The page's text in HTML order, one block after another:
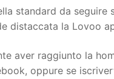
standard da
distaccata la Lovoo
aver raggiunto la
oppure se